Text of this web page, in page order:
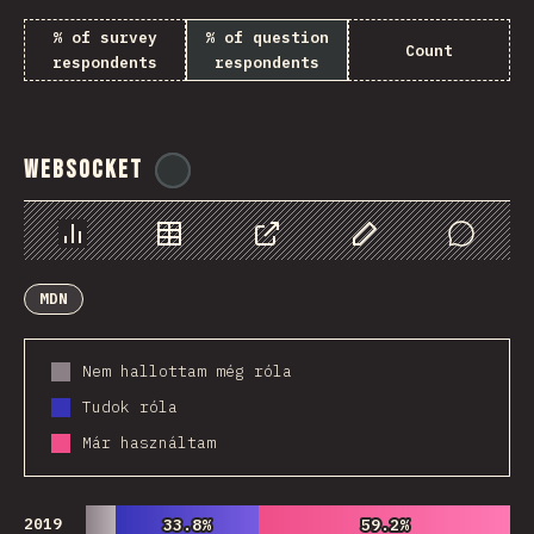
% of survey
respondents
% of question
respondents
Count
WebSocket
Diagramok Adatok MegosztásCustomize Data
Comments
MDN
Nem hallottam még róla
Tudok róla
Már használtam
2019 33.8%
33.8% 59.2%
59.2%